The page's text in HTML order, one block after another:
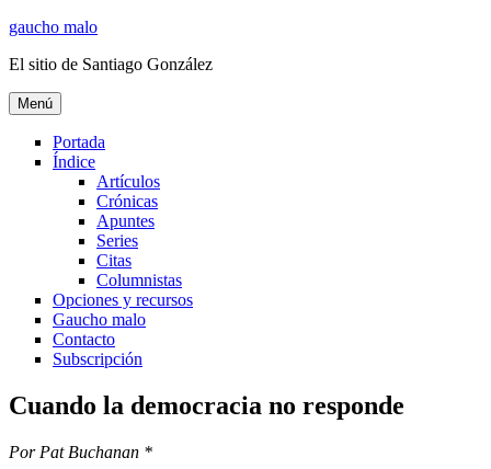
Ir
contenido
gaucho malo
El sitio de Santiago González
Menú
Portada
Índice
Artículos
Crónicas
Apuntes
Series
Citas
Columnistas
Opciones y recursos
Gaucho malo
Contacto
Subscripción
Cuando la democracia no responde
Por Pat Buchanan *